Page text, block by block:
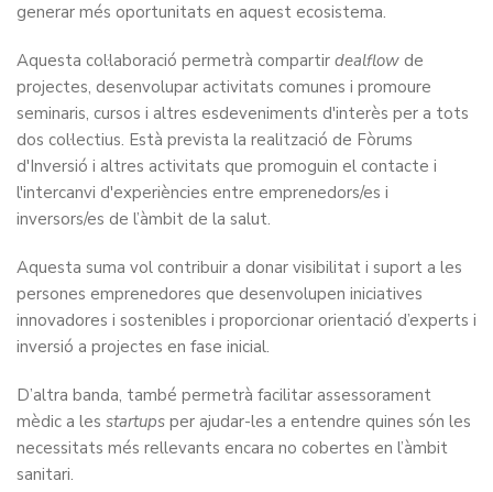
generar més oportunitats en aquest ecosistema.
Aquesta col·laboració permetrà compartir dealflow de
projectes, desenvolupar activitats comunes i promoure
seminaris, cursos i altres esdeveniments d'interès per a tots
dos col·lectius. Està prevista la realització de Fòrums
d'Inversió i altres activitats que promoguin el contacte i
l'intercanvi d'experiències entre emprenedors/es i
inversors/es de l’àmbit de la salut.
Aquesta suma vol contribuir a donar visibilitat i suport a les
persones emprenedores que desenvolupen iniciatives
innovadores i sostenibles i proporcionar orientació d’experts i
inversió a projectes en fase inicial.
D’altra banda, també permetrà facilitar assessorament
mèdic a les startups per ajudar-les a entendre quines són les
necessitats més rellevants encara no cobertes en l’àmbit
sanitari.